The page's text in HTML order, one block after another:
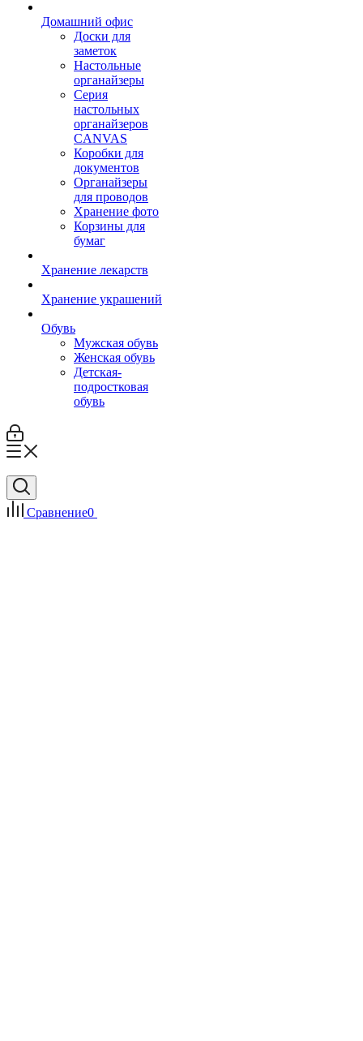
Домашний офис
Доски для
заметок
Настольные
органайзеры
Серия
настольных
органайзеров
CANVAS
Коробки для
документов
Органайзеры
для проводов
Хранение фото
Корзины для
бумаг
Хранение лекарств
Хранение украшений
Обувь
Мужская обувь
Женская обувь
Детская-
подростковая
обувь
Сравнение0